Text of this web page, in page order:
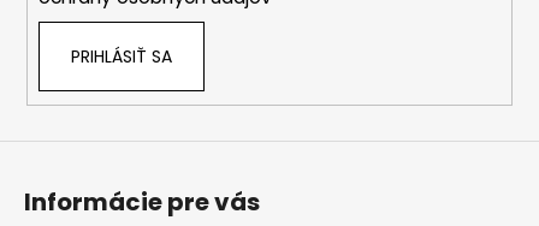
PRIHLÁSIŤ SA
Informácie pre vás